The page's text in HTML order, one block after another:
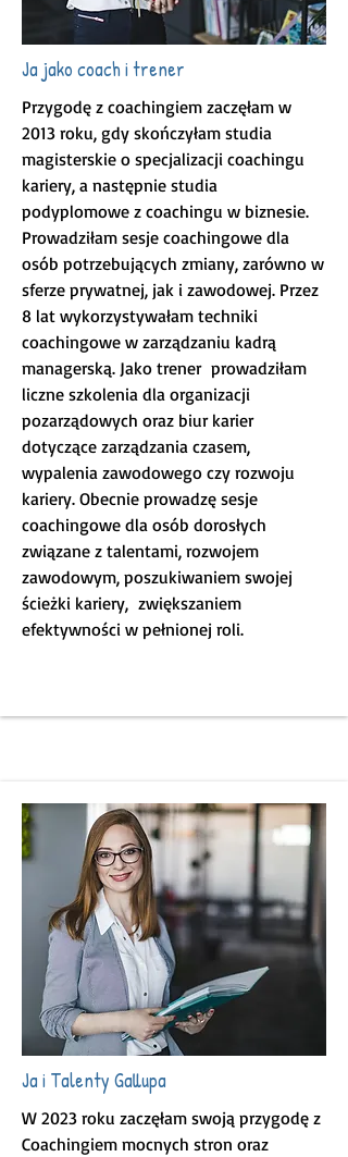
Ja jako coach i trener
Przygodę z coachingiem zaczęłam w
2013 roku, gdy skończyłam studia
magisterskie o specjalizacji coachingu
kariery, a następnie studia
podyplomowe z coachingu w biznesie.
Prowadziłam sesje coachingowe dla
osób potrzebujących zmiany, zarówno w
sferze prywatnej, jak i zawodowej. Przez
8 lat wykorzystywałam techniki
coachingowe w zarządzaniu kadrą
managerską. Jako trener prowadziłam
liczne szkolenia dla organizacji
pozarządowych oraz biur karier
dotyczące zarządzania czasem,
wypalenia zawodowego czy rozwoju
kariery. Obecnie prowadzę sesje
coachingowe dla osób dorosłych
związane z talentami, rozwojem
zawodowym, poszukiwaniem swojej
ścieżki kariery, zwiększaniem
efektywności w pełnionej roli.
Ja i Talenty Gallupa
W 2023 roku zaczęłam swoją przygodę z
Coachingiem mocnych stron oraz